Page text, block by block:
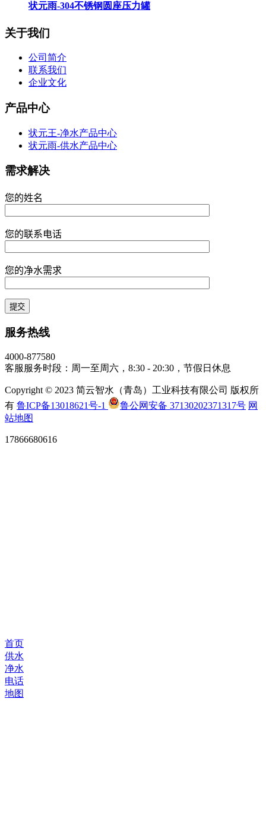
状元雨-304不锈钢圆座压力罐
关于我们
公司简介
联系我们
企业文化
产品中心
状元王-净水产品中心
状元雨-供水产品中心
需求解决
您的姓名
您的联系电话
您的净水需求
服务热线
4000-877580
客服服务时段：周一至周六，8:30 - 20:30，节假日休息
Copyright © 2023 简云智水（青岛）工业科技有限公司 版权所
有 鲁ICP备13018621号-1 鲁公网安备 37130202371317号 网
站地图
17866680616
首页
供水
净水
电话
地图